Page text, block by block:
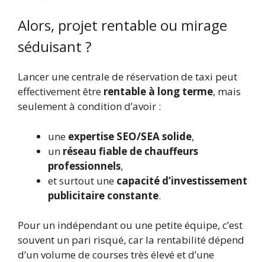
Alors, projet rentable ou mirage
séduisant ?
Lancer une centrale de réservation de taxi peut
effectivement être rentable à long terme, mais
seulement à condition d’avoir :
une expertise SEO/SEA solide,
un réseau fiable de chauffeurs
professionnels,
et surtout une capacité d’investissement
publicitaire constante.
Pour un indépendant ou une petite équipe, c’est
souvent un pari risqué, car la rentabilité dépend
d’un volume de courses très élevé et d’une